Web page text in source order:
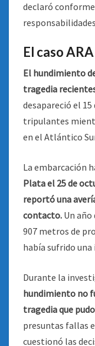
declaró conforme
El caso
El hundimiento
tragedia
desapareció el 15
tripulantes
en el Atlántico
La embarcación
Plata el 25 de
reportó una
contacto. Un año
907 metros de
había sufrido
Durante la
hundimiento no
tragedia que
presuntas fallas
cuestionó las